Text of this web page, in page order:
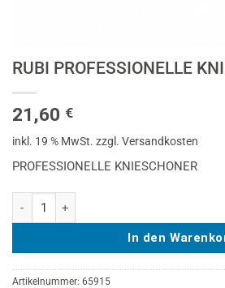
RUBI PROFESSIONELLE
21,60 €
inkl. 19 % MwSt. zzgl. Versandkosten
PROFESSIONELLE KNIESCHONER
In den
Artikelnummer: 65915